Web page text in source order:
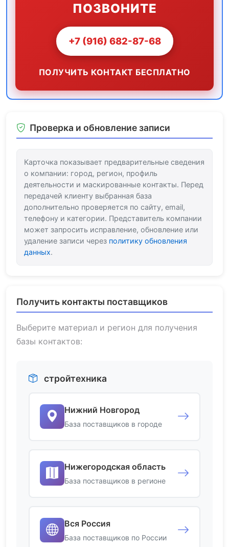
ПОЗВОНИТЕ
+7 (916) 682-87-68
ПОЛУЧИТЬ КОНТАКТ БЕСПЛАТНО
Проверка и обновление записи
Карточка показывает предварительные сведения
о компании: город, регион, профиль
деятельности и маскированные контакты. Перед
передачей клиенту выбранная база
дополнительно проверяется по сайту, email,
телефону и категории. Представитель компании
может запросить исправление, обновление или
удаление записи через политику обновления
данных.
Получить контакты поставщиков
Выберите материал и регион для получения
базы контактов:
стройтехника
Нижний Новгород
База поставщиков в городе
Нижегородская область
База поставщиков в регионе
Вся Россия
База поставщиков по России